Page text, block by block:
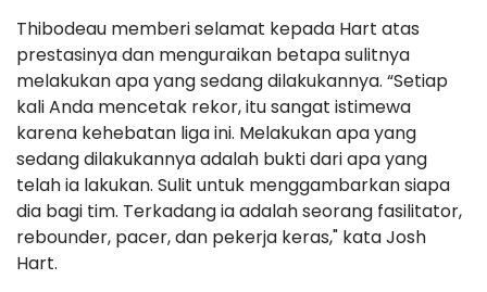
Thibodeau memberi selamat kepada Hart atas
prestasinya dan menguraikan betapa sulitnya
melakukan apa yang sedang dilakukannya. “Setiap
kali Anda mencetak rekor, itu sangat istimewa
karena kehebatan liga ini. Melakukan apa yang
sedang dilakukannya adalah bukti dari apa yang
telah ia lakukan. Sulit untuk menggambarkan siapa
dia bagi tim. Terkadang ia adalah seorang fasilitator,
rebounder, pacer, dan pekerja keras," kata Josh
Hart.